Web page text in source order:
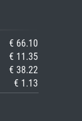
€ 66.10
€ 11.35
€ 38.22
€ 1.13